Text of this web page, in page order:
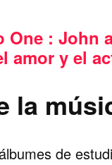
One : John
amor y el
la
de